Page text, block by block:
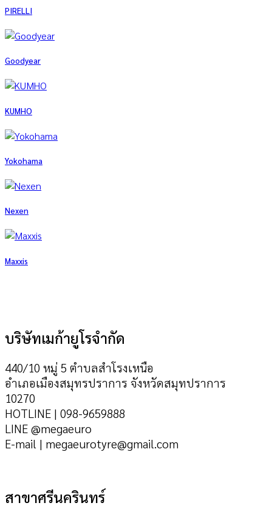
PIRELLI
Goodyear
KUMHO
Yokohama
Nexen
Maxxis
บริษัทเมก้ายูโรจำกัด
440/10 หมู่ 5 ตำบลสำโรงเหนือ
อำเภอเมืองสมุทรปราการ จังหวัดสมุทปราการ
10270
HOTLINE | 098-9659888
LINE @megaeuro
E-mail | megaeurotyre@gmail.com
สาขาศรีนครินทร์